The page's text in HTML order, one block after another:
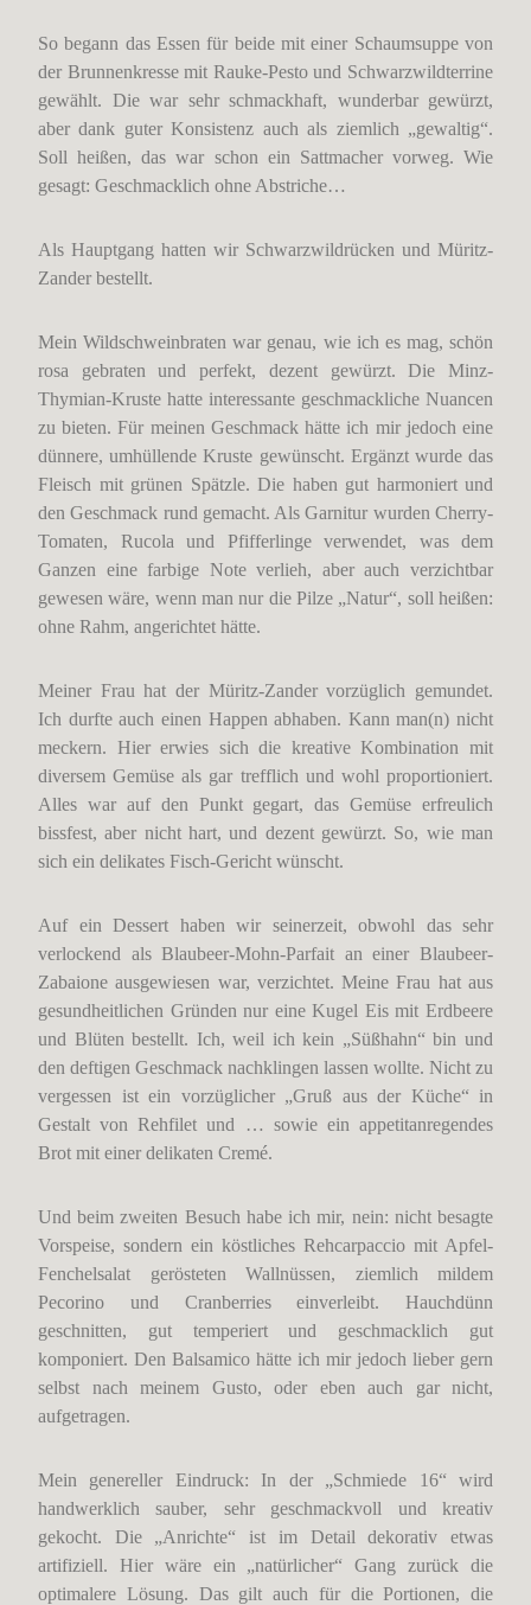
So begann das Essen für beide mit einer Schaumsuppe von
der Brunnenkresse mit Rauke-Pesto und Schwarzwildterrine
gewählt. Die war sehr schmackhaft, wunderbar gewürzt,
aber dank guter Konsistenz auch als ziemlich „gewaltig“.
Soll heißen, das war schon ein Sattmacher vorweg. Wie
gesagt: Geschmacklich ohne Abstriche…
Als Hauptgang hatten wir Schwarzwildrücken und Müritz-
Zander bestellt.
Mein Wildschweinbraten war genau, wie ich es mag, schön
rosa gebraten und perfekt, dezent gewürzt. Die Minz-
Thymian-Kruste hatte interessante geschmackliche Nuancen
zu bieten. Für meinen Geschmack hätte ich mir jedoch eine
dünnere, umhüllende Kruste gewünscht. Ergänzt wurde das
Fleisch mit grünen Spätzle. Die haben gut harmoniert und
den Geschmack rund gemacht. Als Garnitur wurden Cherry-
Tomaten, Rucola und Pfifferlinge verwendet, was dem
Ganzen eine farbige Note verlieh, aber auch verzichtbar
gewesen wäre, wenn man nur die Pilze „Natur“, soll heißen:
ohne Rahm, angerichtet hätte.
Meiner Frau hat der Müritz-Zander vorzüglich gemundet.
Ich durfte auch einen Happen abhaben. Kann man(n) nicht
meckern. Hier erwies sich die kreative Kombination mit
diversem Gemüse als gar trefflich und wohl proportioniert.
Alles war auf den Punkt gegart, das Gemüse erfreulich
bissfest, aber nicht hart, und dezent gewürzt. So, wie man
sich ein delikates Fisch-Gericht wünscht.
Auf ein Dessert haben wir seinerzeit, obwohl das sehr
verlockend als Blaubeer-Mohn-Parfait an einer Blaubeer-
Zabaione ausgewiesen war, verzichtet. Meine Frau hat aus
gesundheitlichen Gründen nur eine Kugel Eis mit Erdbeere
und Blüten bestellt. Ich, weil ich kein „Süßhahn“ bin und
den deftigen Geschmack nachklingen lassen wollte. Nicht zu
vergessen ist ein vorzüglicher „Gruß aus der Küche“ in
Gestalt von Rehfilet und … sowie ein appetitanregendes
Brot mit einer delikaten Cremé.
Und beim zweiten Besuch habe ich mir, nein: nicht besagte
Vorspeise, sondern ein köstliches Rehcarpaccio mit Apfel-
Fenchelsalat gerösteten Wallnüssen, ziemlich mildem
Pecorino und Cranberries einverleibt. Hauchdünn
geschnitten, gut temperiert und geschmacklich gut
komponiert. Den Balsamico hätte ich mir jedoch lieber gern
selbst nach meinem Gusto, oder eben auch gar nicht,
aufgetragen.
Mein genereller Eindruck: In der „Schmiede 16“ wird
handwerklich sauber, sehr geschmackvoll und kreativ
gekocht. Die „Anrichte“ ist im Detail dekorativ etwas
artifiziell. Hier wäre ein „natürlicher“ Gang zurück die
optimalere Lösung. Das gilt auch für die Portionen, die